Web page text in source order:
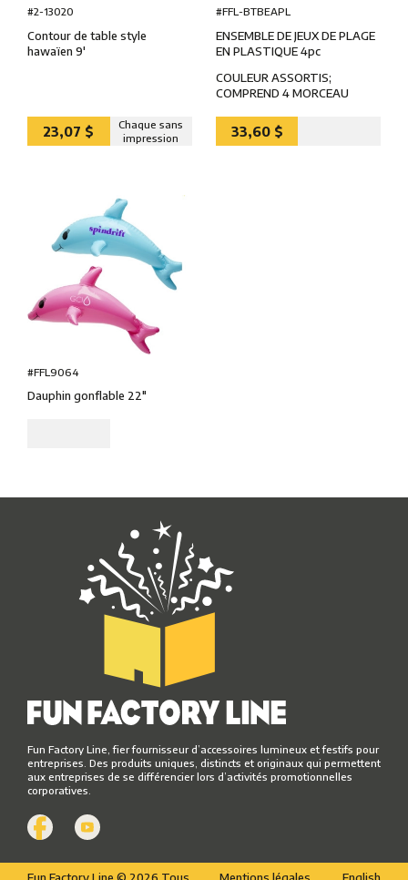
#2-13020
Contour de table style
hawaïen 9'
23,07 $
Chaque sans
impression
#FFL-BTBEAPL
ENSEMBLE DE JEUX DE PLAGE
EN PLASTIQUE 4pc
COULEUR ASSORTIS;
COMPREND 4 MORCEAU
33,60 $
#FFL9064
Dauphin gonflable 22"
Fun Factory Line, fier fournisseur d’accessoires lumineux et festifs pour
entreprises. Des produits uniques, distincts et originaux qui permettent
aux entreprises de se différencier lors d’activités promotionnelles
corporatives.
Fun Factory Line © 2026 Tous Mentions légales English